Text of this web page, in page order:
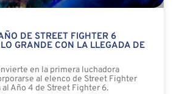
DE STREET FIGHTER 6
GRANDE CON LA LLEGADA DE
en la primera luchadora
al elenco de Street Fighter
Año 4 de Street Fighter 6.